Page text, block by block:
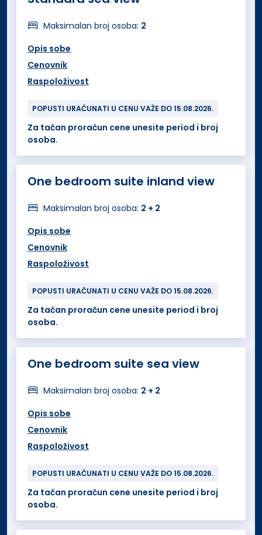
Maksimalan broj osoba: 2
Opis sobe
Cenovnik
Raspoloživost
POPUSTI URAČUNATI U CENU VAŽE DO 15.08.2026.
Za tačan proračun cene unesite period i broj
osoba.
One bedroom suite inland view
Maksimalan broj osoba: 2 + 2
Opis sobe
Cenovnik
Raspoloživost
POPUSTI URAČUNATI U CENU VAŽE DO 15.08.2026.
Za tačan proračun cene unesite period i broj
osoba.
One bedroom suite sea view
Maksimalan broj osoba: 2 + 2
Opis sobe
Cenovnik
Raspoloživost
POPUSTI URAČUNATI U CENU VAŽE DO 15.08.2026.
Za tačan proračun cene unesite period i broj
osoba.